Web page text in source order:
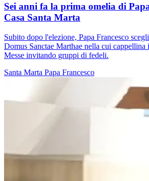
Sei anni fa la prima omelia di
Casa Santa Marta
Subito dopo l'elezione, Papa Francesco
Domus Sanctae Marthae nella cui cappellina
Messe invitando gruppi di fedeli.
Santa Marta Papa Francesco